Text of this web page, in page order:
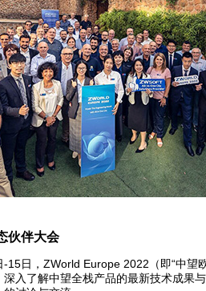
伙伴大会
15日，ZWorld Europe 2022（即“中望
深入了解中望全栈产品的最新技术成果